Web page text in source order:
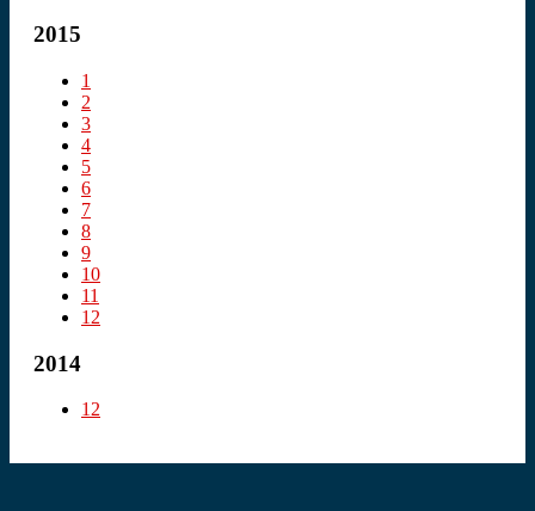
2015
1
2
3
4
5
6
7
8
9
10
11
12
2014
12